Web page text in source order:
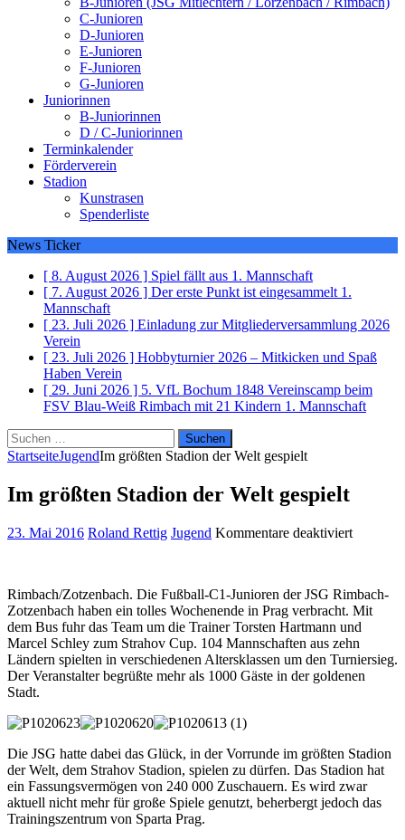
C-Junioren
D-Junioren
E-Junioren
F-Junioren
G-Junioren
Juniorinnen
B-Juniorinnen
D / C-Juniorinnen
Terminkalender
Förderverein
Stadion
Kunstrasen
Spenderliste
News Ticker
[ 8. August 2026 ] Spiel fällt aus 1. Mannschaft
[ 7. August 2026 ] Der erste Punkt ist eingesammelt 1.
Mannschaft
[ 23. Juli 2026 ] Einladung zur Mitgliederversammlung 2026
Verein
[ 23. Juli 2026 ] Hobbyturnier 2026 – Mitkicken und Spaß
Haben Verein
[ 29. Juni 2026 ] 5. VfL Bochum 1848 Vereinscamp beim
FSV Blau-Weiß Rimbach mit 21 Kindern 1. Mannschaft
Suchen
nach:
StartseiteJugendIm größten Stadion der Welt gespielt
Im größten Stadion der Welt gespielt
23. Mai 2016 Roland Rettig Jugend Kommentare deaktiviertfür
der
Welt
gespielt
Rimbach/Zotzenbach. Die Fußball-C1-Junioren der JSG Rimbach-
Zotzenbach haben ein tolles Wochenende in Prag verbracht. Mit
dem Bus fuhr das Team um die Trainer Torsten Hartmann und
Marcel Schley zum Strahov Cup. 104 Mannschaften aus zehn
Ländern spielten in verschiedenen Altersklassen um den Turniersieg.
Der Veranstalter begrüßte mehr als 1000 Gäste in der goldenen
Stadt.
Die JSG hatte dabei das Glück, in der Vorrunde im größten Stadion
der Welt, dem Strahov Stadion, spielen zu dürfen. Das Stadion hat
ein Fassungsvermögen von 240 000 Zuschauern. Es wird zwar
aktuell nicht mehr für große Spiele genutzt, beherbergt jedoch das
Trainingszentrum von Sparta Prag.